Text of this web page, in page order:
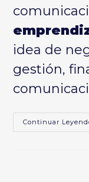
idea de
gestión,
Continuar